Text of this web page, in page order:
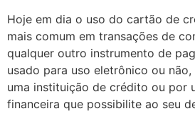
Hoje em dia o uso do cartão de
mais comum em transações de
qualquer outro instrumento de
usado para uso eletrônico ou
uma instituição de crédito ou por
financeira que possibilite ao seu